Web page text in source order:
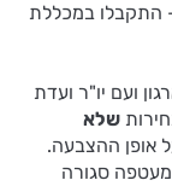
- התקבלו במכללת
ועם יו"ר ועדת
שלא
אופן ההצבעה.
סגורה